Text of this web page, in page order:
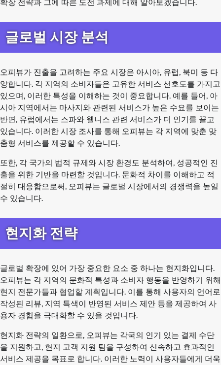
확장 전략과 그에 따른 도전 과제에 대해 알아보겠습니다.
글로벌 시장 분석
오피뷰가 진출을 고려하는 주요 시장은 아시아, 유럽, 북미 등 다
양합니다. 각 지역의 소비자들은 고유한 서비스 선호도를 가지고
있으며, 이러한 특성을 이해하는 것이 중요합니다. 예를 들어, 아
시아 지역에서는 마사지와 관련된 서비스가 높은 수요를 보이는
반면, 유럽에서는 스파와 웰니스 관련 서비스가 더 인기를 끌고
있습니다. 이러한 시장 조사를 통해 오피뷰는 각 지역에 맞춘 맞
춤형 서비스를 제공할 수 있습니다.
또한, 각 국가의 법적 규제와 시장 환경도 분석하여, 성공적인 진
출을 위한 기반을 마련할 것입니다. 문화적 차이를 이해하고 적
절히 대응함으로써, 오피뷰는 글로벌 시장에서의 경쟁력을 높일
수 있습니다.
현지화 전략
글로벌 확장에 있어 가장 중요한 요소 중 하나는 현지화입니다.
오피뷰는 각 지역의 문화적 특성과 소비자 행동을 반영하기 위해
현지 전문가들과 협업할 계획입니다. 이를 통해 사용자의 언어로
작성된 리뷰, 지역 특색이 반영된 서비스 제안 등을 제공하여 사
용자 경험을 극대화할 수 있을 것입니다.
현지화 전략의 일환으로, 오피뷰는 각국의 인기 있는 결제 수단
을 지원하고, 현지 고객 지원 팀을 구성하여 신속하고 효과적인
서비스 제공을 목표로 합니다. 이러한 노력이 사용자들에게 더욱